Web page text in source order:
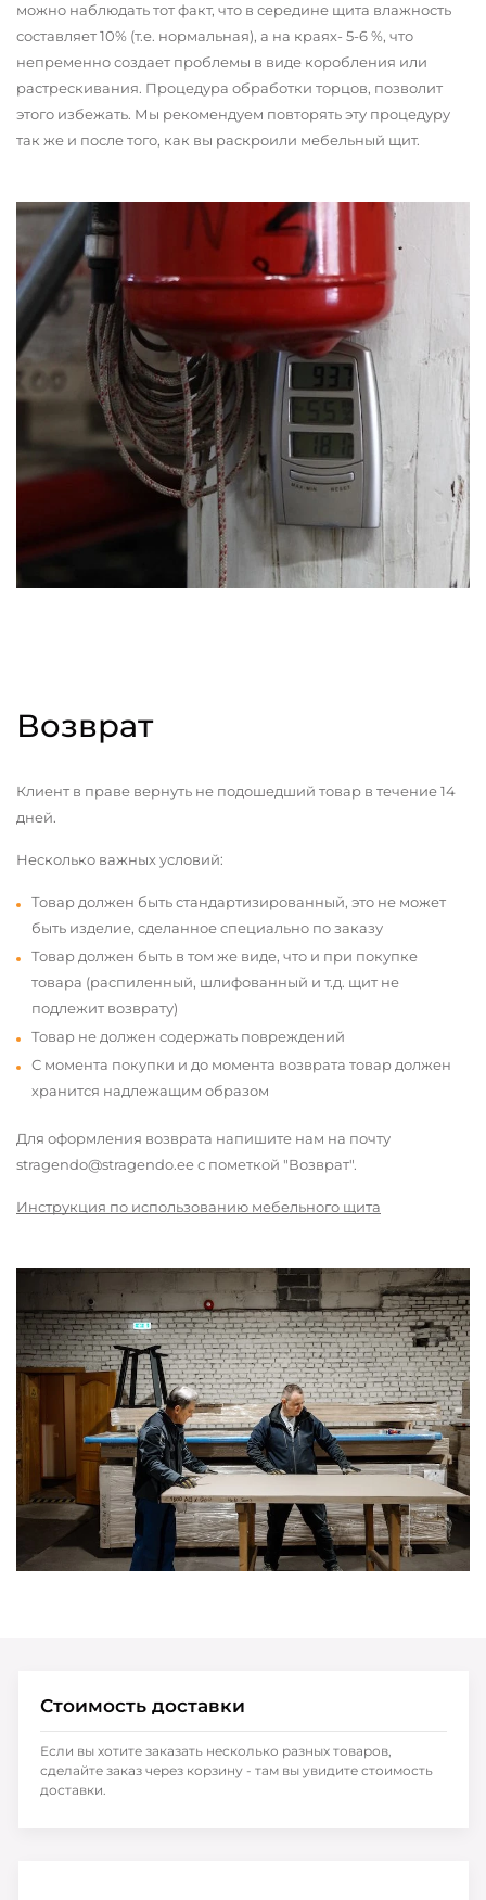
можно наблюдать тот факт, что в середине щита влажность
составляет 10% (т.е. нормальная), а на краях- 5-6 %, что
непременно создает проблемы в виде коробления или
растрескивания. Процедура обработки торцов, позволит
этого избежать. Мы рекомендуем повторять эту процедуру
так же и после того, как вы раскроили мебельный щит.
Возврат
Клиент в праве вернуть не подошедший товар в течение 14
дней.
Несколько важных условий:
Товар должен быть стандартизированный, это не может
быть изделие, сделанное специально по заказу
Товар должен быть в том же виде, что и при покупке
товара (распиленный, шлифованный и т.д. щит не
подлежит возврату)
Товар не должен содержать повреждений
С момента покупки и до момента возврата товар должен
хранится надлежащим образом
Для оформления возврата напишите нам на почту
stragendo@stragendo.ee с пометкой "Возврат".
Инструкция по использованию мебельного щита
Стоимость доставки
Если вы хотите заказать несколько разных товаров,
сделайте заказ через корзину - там вы увидите стоимость
доставки.